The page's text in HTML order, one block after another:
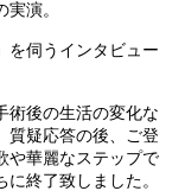
演。
を伺うインタビュー
術後の生活の変化な
質疑応答の後、ご登
や華麗なステップで
終了致しました。